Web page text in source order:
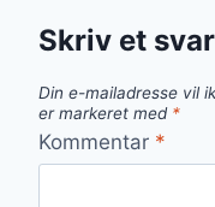
Skriv et svar
Din e-mailadresse vil
er markeret med *
Kommentar *